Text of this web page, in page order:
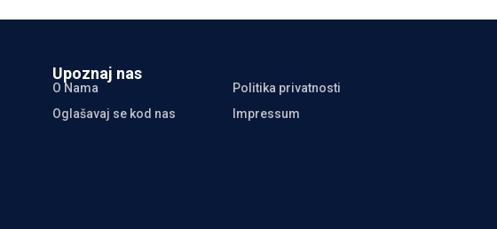
Upoznaj nas
O Nama
Politika privatnosti
Oglašavaj se kod nas
Impressum